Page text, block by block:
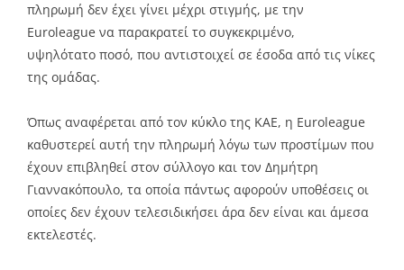
πληρωμή δεν έχει γίνει μέχρι στιγμής, με την
Euroleague να παρακρατεί το συγκεκριμένο,
υψηλότατο ποσό, που αντιστοιχεί σε έσοδα από τις νίκες
της ομάδας.
Όπως αναφέρεται από τον κύκλο της ΚΑΕ, η Euroleague
καθυστερεί αυτή την πληρωμή λόγω των προστίμων που
έχουν επιβληθεί στον σύλλογο και τον Δημήτρη
Γιαννακόπουλο, τα οποία πάντως αφορούν υποθέσεις οι
οποίες δεν έχουν τελεσιδικήσει άρα δεν είναι και άμεσα
εκτελεστές.